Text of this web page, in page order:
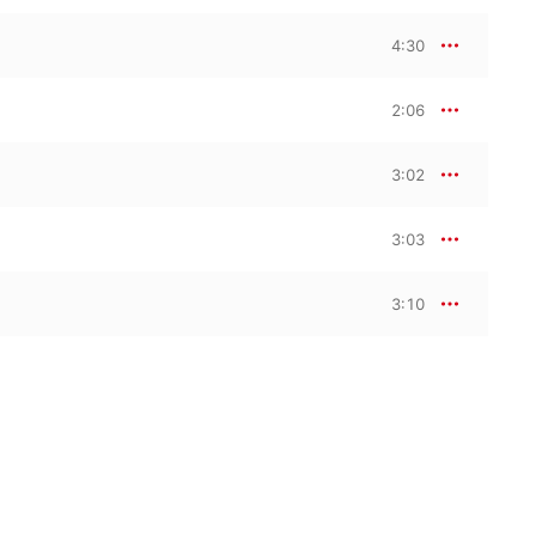
4:30
2:06
3:02
3:03
3:10